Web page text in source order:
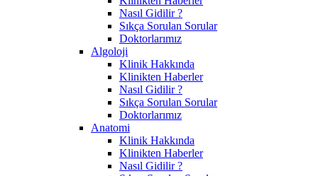
Nasıl Gidilir ?
Sıkça Sorulan Sorular
Doktorlarımız
Algoloji
Klinik Hakkında
Klinikten Haberler
Nasıl Gidilir ?
Sıkça Sorulan Sorular
Doktorlarımız
Anatomi
Klinik Hakkında
Klinikten Haberler
Nasıl Gidilir ?